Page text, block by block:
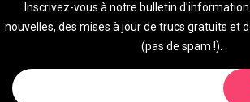
Inscrivez-vous à notre bulletin
nouvelles, des mises à jour de trucs gratuits et
(pas de spam !).